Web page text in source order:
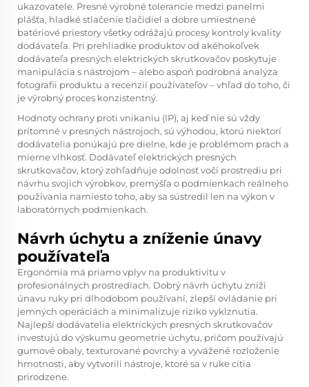
ukazovatele. Presné výrobné tolerancie medzi panelmi
plášťa, hladké stlačenie tlačidiel a dobre umiestnené
batériové priestory všetky odrážajú procesy kontroly kvality
dodávateľa. Pri prehliadke produktov od akéhokoľvek
dodávateľa presných elektrických skrutkovačov poskytuje
manipulácia s nástrojom – alebo aspoň podrobná analýza
fotografii produktu a recenzií používateľov – vhľad do toho, či
je výrobný proces konzistentný.
Hodnoty ochrany proti vnikaniu (IP), aj keď nie sú vždy
prítomné v presných nástrojoch, sú výhodou, ktorú niektorí
dodávatelia ponúkajú pre dielne, kde je problémom prach a
mierne vlhkosť. Dodávateľ elektrických presných
skrutkovačov, ktorý zohľadňuje odolnosť voči prostrediu pri
návrhu svojich výrobkov, premýšľa o podmienkach reálneho
používania namiesto toho, aby sa sústredil len na výkon v
laboratórnych podmienkach.
Návrh úchytu a zníženie únavy
používateľa
Ergonómia má priamo vplyv na produktivitu v
profesionálnych prostrediach. Dobrý návrh úchytu zníži
únavu ruky pri dlhodobom používaní, zlepší ovládanie pri
jemných operáciách a minimalizuje riziko vyklznutia.
Najlepší dodávatelia elektrických presných skrutkovačov
investujú do výskumu geometrie úchytu, pričom používajú
gumové obaly, texturované povrchy a vyvážené rozloženie
hmotnosti, aby vytvorili nástroje, ktoré sa v ruke cítia
prirodzene.